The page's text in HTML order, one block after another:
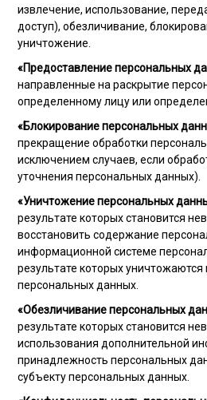
извлечение, использование,
доступ), обезличивание,
уничтожение.
«Предоставление персональных
направленные на раскрытие
определенному лицу или
«Блокирование персональных
прекращение обработки
исключением случаев, если
уточнения персональных данных).
«Уничтожение персональных
результате которых становится
восстановить содержание
информационной системе
результате которых
персональных данных.
«Обезличивание персональных
результате которых становится
использования дополнительной
принадлежность персональных
субъекту персональных данных.